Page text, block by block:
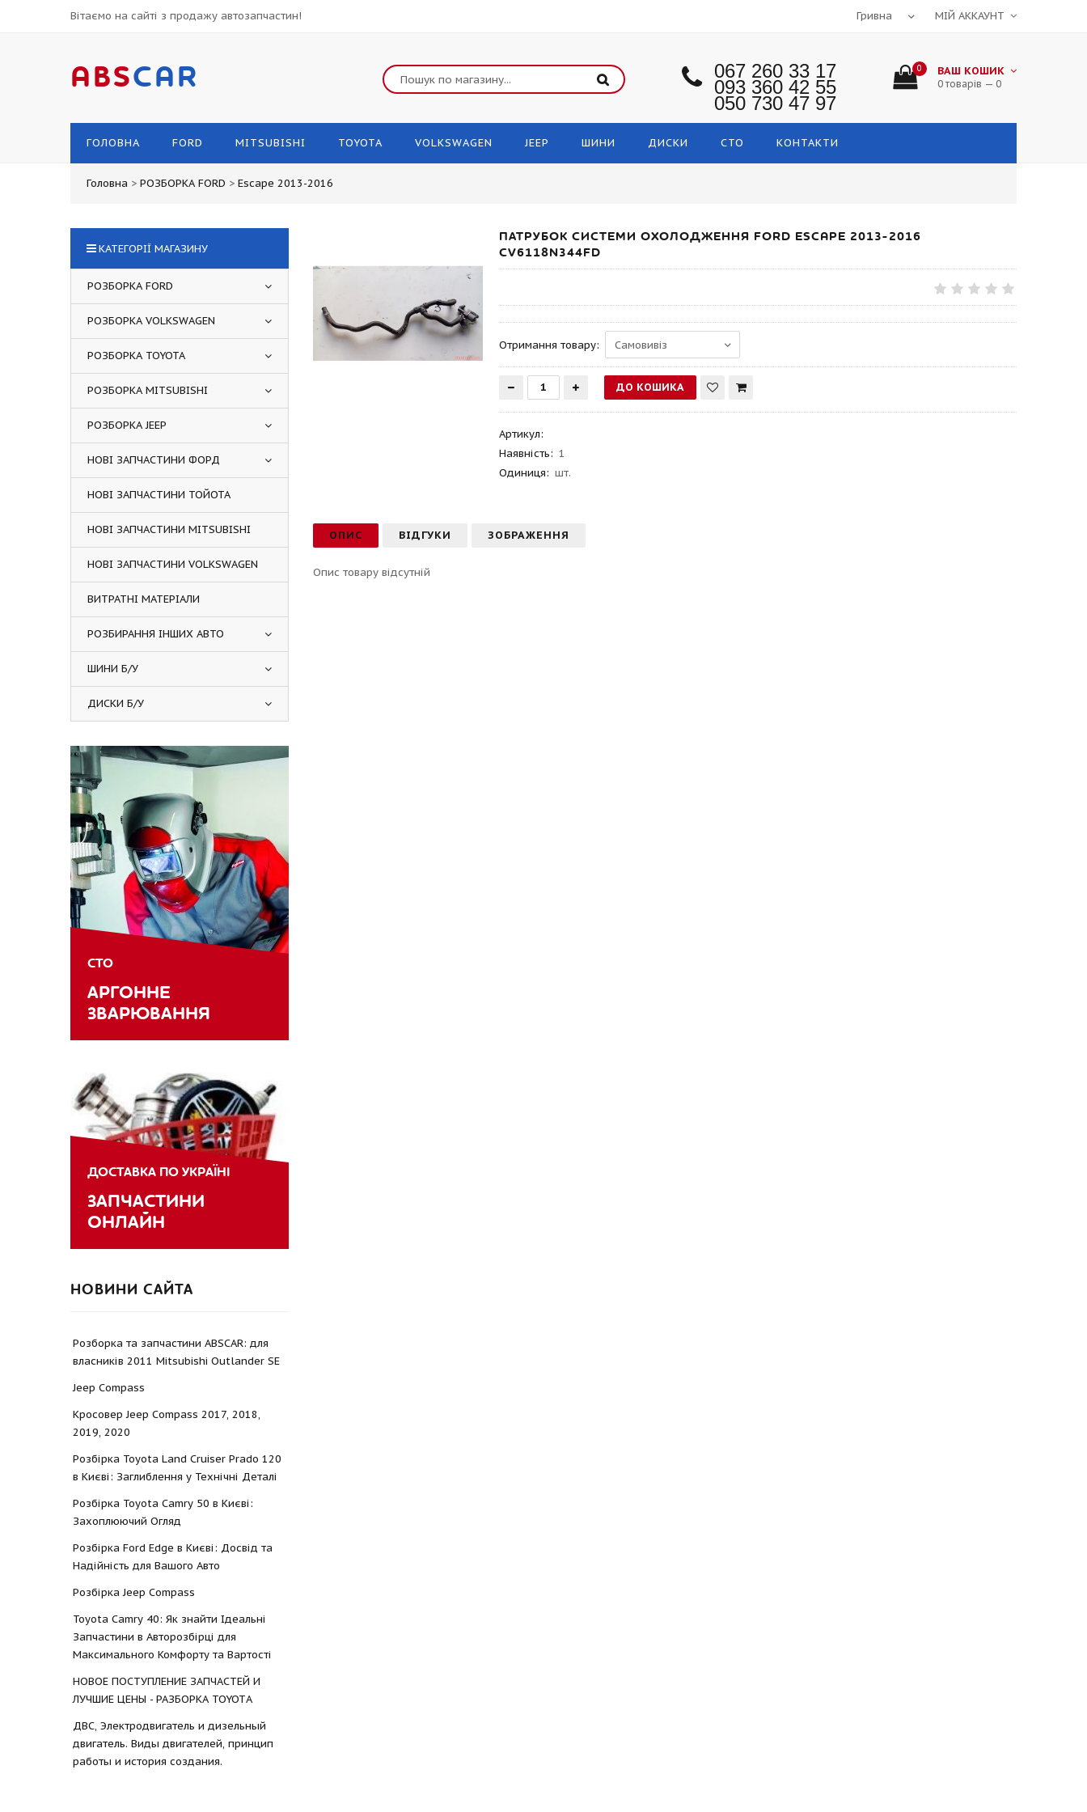
Вітаємо на сайті з продажу автозапчастин! МІЙ АККАУНТ
ABSCAR 067 260 33 17
093 360 42 55
050 730 47 97
0 ВАШ КОШИК
0 товарів — 0
ГОЛОВНА FORD MITSUBISHI TOYOTA VOLKSWAGEN JEEP ШИНИ ДИСКИ СТО КОНТАКТИ
Головна > РОЗБОРКА FORD > Escape 2013-2016
ПАТРУБОК СИСТЕМИ ОХОЛОДЖЕННЯ FORD ESCAPE 2013-2016
CV6118N344FD
Отримання товару:
Артикул:
Наявність: 1
Одиниця: шт.
ОПИС ВІДГУКИ ЗОБРАЖЕННЯ
Опис товару відсутній
КАТЕГОРІЇ МАГАЗИНУ
РОЗБОРКА FORD
РОЗБОРКА VOLKSWAGEN
РОЗБОРКА TOYOTA
РОЗБОРКА MITSUBISHI
РОЗБОРКА JEEP
НОВІ ЗАПЧАСТИНИ ФОРД
НОВІ ЗАПЧАСТИНИ ТОЙОТА
НОВІ ЗАПЧАСТИНИ MITSUBISHI
НОВІ ЗАПЧАСТИНИ VOLKSWAGEN
ВИТРАТНІ МАТЕРІАЛИ
РОЗБИРАННЯ ІНШИХ АВТО
ШИНИ Б/У
ДИСКИ Б/У
СТО
АРГОННЕ
ЗВАРЮВАННЯ
ДОСТАВКА ПО УКРАЇНІ
ЗАПЧАСТИНИ
ОНЛАЙН
НОВИНИ САЙТА
Розборка та запчастини ABSCAR: для
власників 2011 Mitsubishi Outlander SE
Jeep Compass
Кросовер Jeep Compass 2017, 2018,
2019, 2020
Розбірка Toyota Land Cruiser Prado 120
в Києві: Заглиблення у Технічні Деталі
Розбірка Toyota Camry 50 в Києві:
Захоплюючий Огляд
Розбірка Ford Edge в Києві: Досвід та
Надійність для Вашого Авто
Розбірка Jeep Compass
Toyota Camry 40: Як знайти Ідеальні
Запчастини в Авторозбірці для
Максимального Комфорту та Вартості
НОВОЕ ПОСТУПЛЕНИЕ ЗАПЧАСТЕЙ И
ЛУЧШИЕ ЦЕНЫ - РАЗБОРКА TOYOTА
ДВС, Электродвигатель и дизельный
двигатель. Виды двигателей, принцип
работы и история создания.